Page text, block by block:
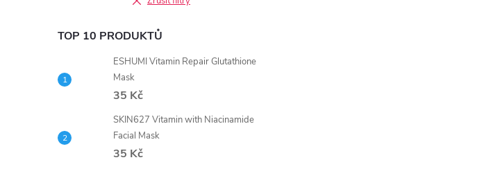
TOP 10 PRODUKTŮ
ESHUMI Vitamin Repair Glutathione
Mask
35 Kč
SKIN627 Vitamin with Niacinamide
Facial Mask
35 Kč